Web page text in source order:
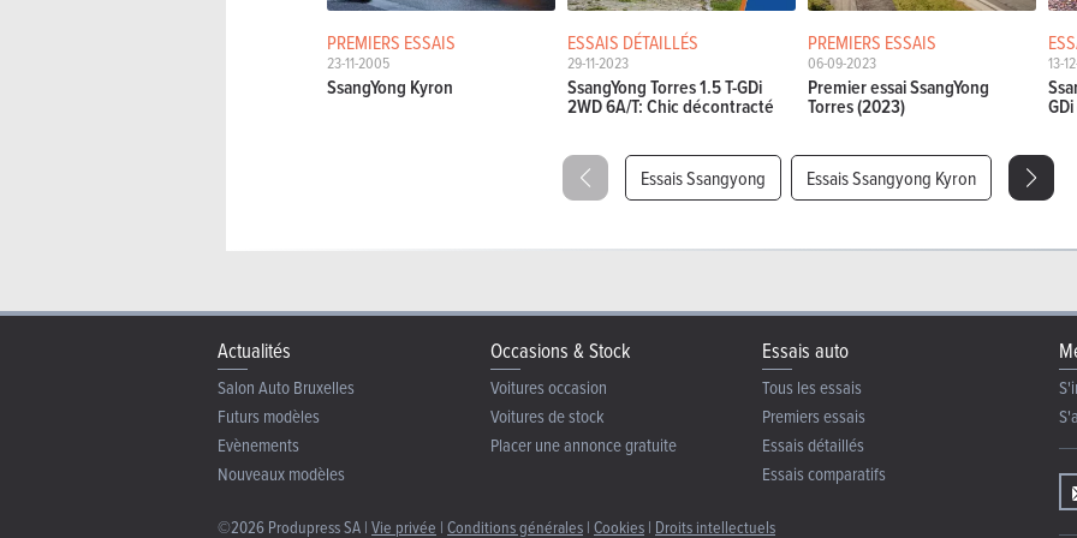
PREMIERS ESSAIS
23-11-2005
SsangYong Kyron
ESSAIS DÉTAILLÉS
29-11-2023
SsangYong Torres 1.5 T-GDi
2WD 6A/T: Chic décontracté
PREMIERS ESSAIS
06-09-2023
Premier essai SsangYong
Torres (2023)
13-
Essais Ssangyong Essais Ssangyong Kyron
Actualités
Salon Auto Bruxelles
Futurs modèles
Evènements
Nouveaux modèles
Occasions & Stock
Voitures occasion
Voitures de stock
Placer une annonce gratuite
Essais auto
Tous les essais
Premiers essais
Essais détaillés
Essais comparatifs
©2026 Produpress SA | Vie privée | Conditions générales | Cookies | Droits intellectuels